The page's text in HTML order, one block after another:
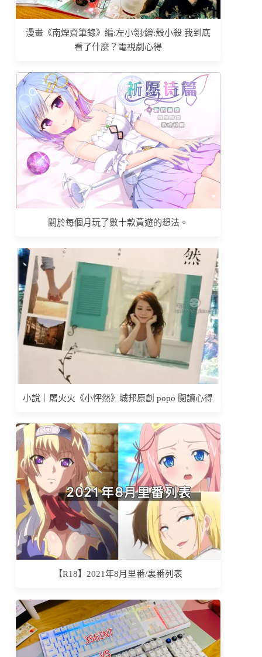
漫畫《南煙齋筆錄》編:左小翎/繪:殼小殺 我到底
看了什麼？電視劇心得
關於每個月玩了數十款黃遊的想法。
小說｜屠火火《小怦然》城邦原創 popo 閱讀心得
【R18】2021年8月里番/裏番列表